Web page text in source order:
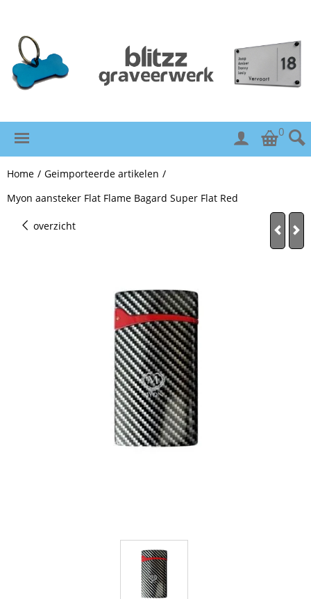
0
Home / Geimporteerde artikelen /
Myon aansteker Flat Flame Bagard Super Flat Red
overzicht